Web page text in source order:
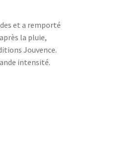
et a remporté
la pluie,
Jouvence.
intensité.